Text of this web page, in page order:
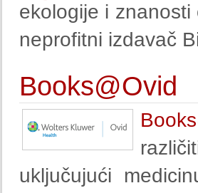
ekologije i
neprofitni izdavač
Books@Ovid
uključujući